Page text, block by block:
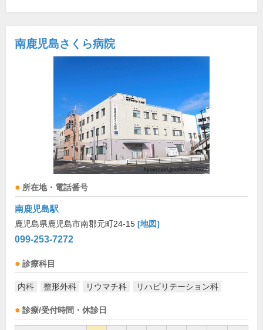
南鹿児島さくら病院
所在地・電話番号
南鹿児島駅
鹿児島県鹿児島市南郡元町24-15 [地図]
099-253-7272
診療科目
内科 整形外科 リウマチ科 リハビリテーション科
診療/受付時間・休診日